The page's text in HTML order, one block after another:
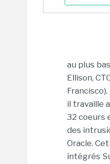
au plus
Ellison,
il travaille
32 coeurs
des
Oracle.
intégrés